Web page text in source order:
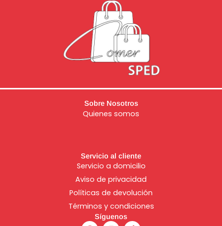
Sobre Nosotros
Quienes somos
Servicio al cliente
Servicio a domicilio
Aviso de privacidad
Políticas de devolución
Términos y condiciones
Síguenos